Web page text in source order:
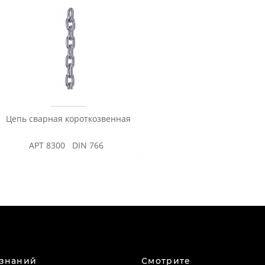
Цепь сварная короткозвенная
АРТ 8300 DIN 766
Смотрите